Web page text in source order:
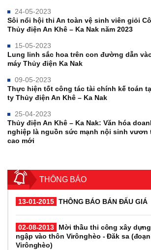
24-05-2023
Sôi nổi hội thi An toàn vệ sinh viên giỏi
Thủy điện An Khê – Ka Nak năm 2023
15-05-2023
Lung linh sắc hoa trên con đường dẫn
máy Thủy điện Ka Nak
09-05-2023
Thực hiện tốt công tác tài chính kế toán
ty Thủy điện An Khê – Ka Nak
25-04-2023
Thủy điện An Khê – Ka Nak: Văn hóa
nghiệp là nguồn sức mạnh nội sinh vươn
cao mới
THÔNG BÁO
13-01-2015 THÔNG BÁO BÁN ĐẤU GIÁ
02-08-2013
Mời thầu thi công xây
ngập vào thôn Virônghèo - Đăk sa
Virônghèo)